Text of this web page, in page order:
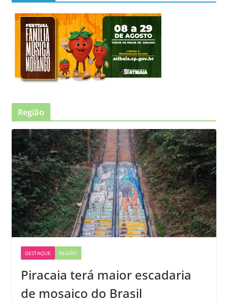
Região
DESTAQUE REGIÃO
Piracaia terá maior escadaria
de mosaico do Brasil